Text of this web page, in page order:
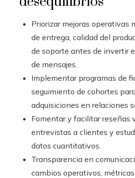
Priorizar mejoras operativas
de entrega, calidad del
de soporte antes de invertir
de mensajes.
Implementar programas de
seguimiento de cohortes
adquisiciones en relaciones
Fomentar y facilitar reseñas
entrevistas a clientes y
datos cuantitativos.
Transparencia en
cambios operativos,